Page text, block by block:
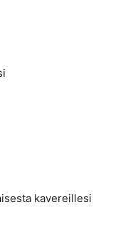
kavereillesi